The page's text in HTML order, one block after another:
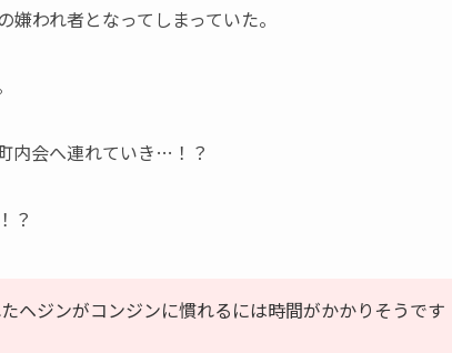
われ者となってしまっていた。
内会へ連れていき…！？
？
ヘジンがコンジンに慣れるには時間がかかりそうです